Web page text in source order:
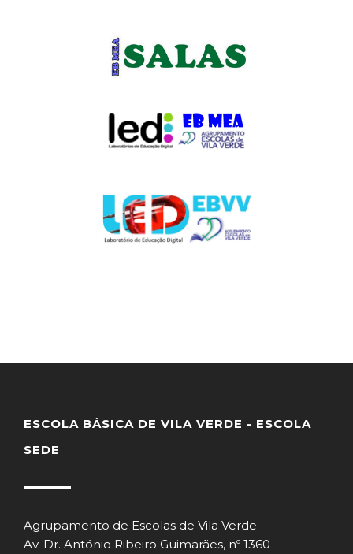
ESCOLA BÁSICA DE VILA VERDE - ESCOLA
SEDE
Agrupamento de Escolas de Vila Verde
Av. Dr. António Ribeiro Guimarães, nº 1360